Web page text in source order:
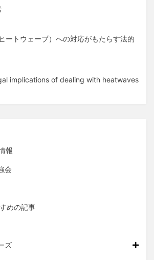
ートウェーブ）への対応がもたらす法的
implications of dealing with heatwaves
報
会
めの記事
ズ